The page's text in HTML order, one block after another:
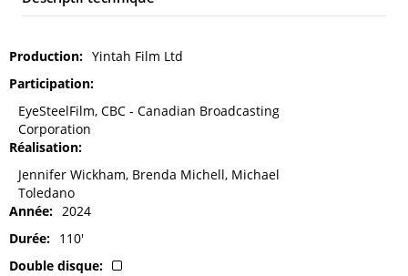
Production
Yintah Film Ltd
Participation
EyeSteelFilm, CBC - Canadian Broadcasting
Corporation
Réalisation
Jennifer Wickham, Brenda Michell, Michael
Toledano
Année
2024
Durée
110'
Double disque